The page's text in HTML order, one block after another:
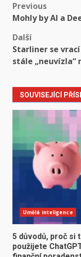
Post
Previous
Mohly by AI a
Další
Starliner se
stále „neuvízla“
SOUVISEJÍCÍ
Umělá inteligence
5 důvodů, proč si
použijete